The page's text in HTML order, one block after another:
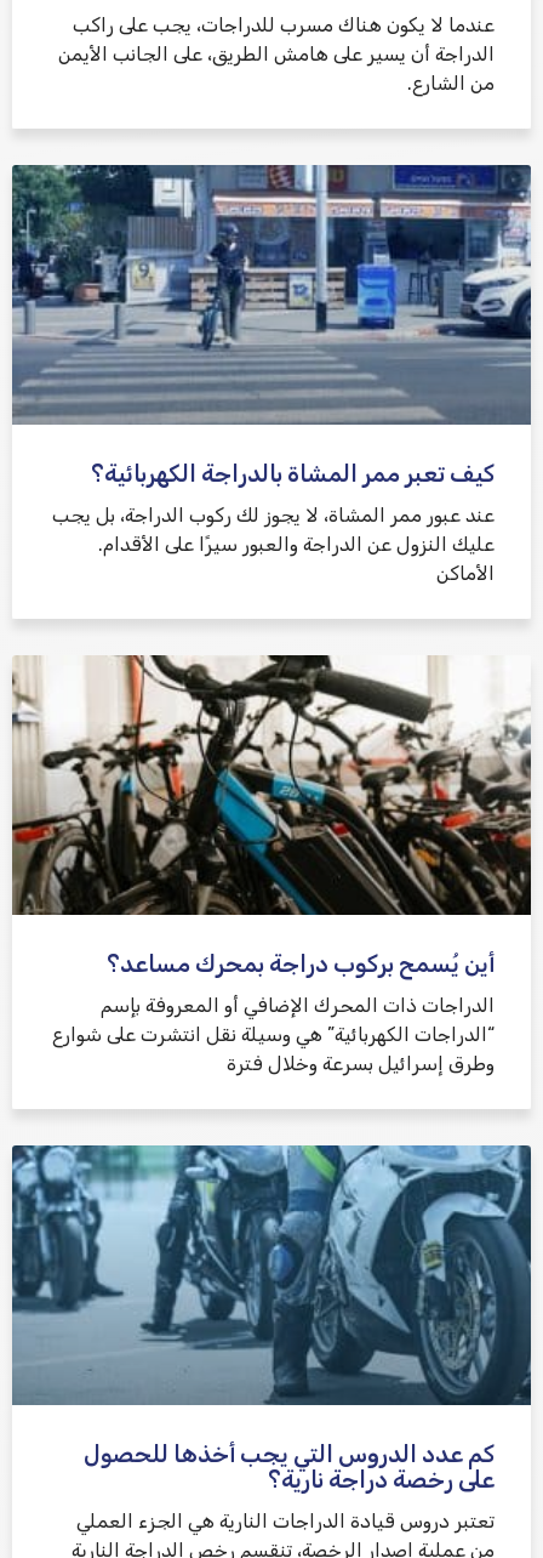
عندما لا يكون هناك مسرب للدراجات، يجب على راكب
الدراجة أن يسير على هامش الطريق، على الجانب الأيمن
من الشارع.
كيف تعبر ممر المشاة بالدراجة الكهربائية؟
عند عبور ممر المشاة، لا يجوز لك ركوب الدراجة، بل يجب
عليك النزول عن الدراجة والعبور سيرًا على الأقدام.
الأماكن
أين يُسمح بركوب دراجة بمحرك مساعد؟
الدراجات ذات المحرك الإضافي أو المعروفة بإسم
“الدراجات الكهربائية” هي وسيلة نقل انتشرت على شوارع
وطرق إسرائيل بسرعة وخلال فترة
كم عدد الدروس التي يجب أخذها للحصول
على رخصة دراجة نارية؟
تعتبر دروس قيادة الدراجات النارية هي الجزء العملي
من عملية إصدار الرخصة، تنقسم رخص الدراجة النارية